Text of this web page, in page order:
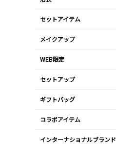
セットアイテム
メイクアップ
WEB限定
セットアップ
ギフトバッグ
コラボアイテム
インターナショナルブランド